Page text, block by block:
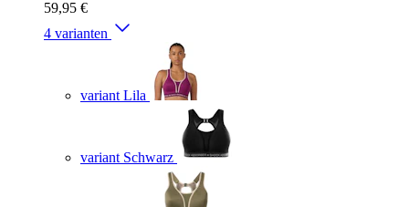
59,95 €
4 varianten
variant Lila
variant Schwarz